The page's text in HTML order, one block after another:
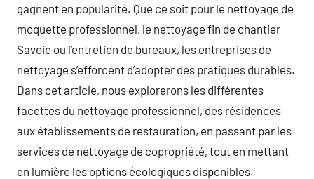
gagnent en popularité. Que ce soit pour le nettoyage de
moquette professionnel, le nettoyage fin de chantier
Savoie ou l’entretien de bureaux, les entreprises de
nettoyage s’efforcent d’adopter des pratiques durables.
Dans cet article, nous explorerons les différentes
facettes du nettoyage professionnel, des résidences
aux établissements de restauration, en passant par les
services de nettoyage de copropriété, tout en mettant
en lumière les options écologiques disponibles.